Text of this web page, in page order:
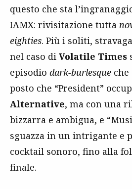
questo che sta
IAMX: rivisitazione tutta
eighties. Più i soliti,
nel caso di Volatile Times
episodio dark-burlesque che
posto che “President”
Alternative, ma con una
bizzarra e ambigua, e
sguazza in un intrigante e
cocktail sonoro, fino alla
finale.